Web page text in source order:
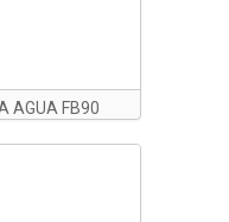
AGUA FB90